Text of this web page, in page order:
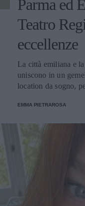
Parma ed
Teatro
eccellenze
La città emiliana e
uniscono in un
location da sogno,
EMMA PIETRAROSA